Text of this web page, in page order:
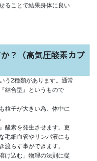
ることで結果身体に良い
？（高気圧酸素カプ
う2種類があります。通常
結合型』というもので
粒子が大きい為、体中に
酸素を発生させます。更
毛細血管やリンパ液にも
渡らす事ができます。
け込む」物理の法則に従